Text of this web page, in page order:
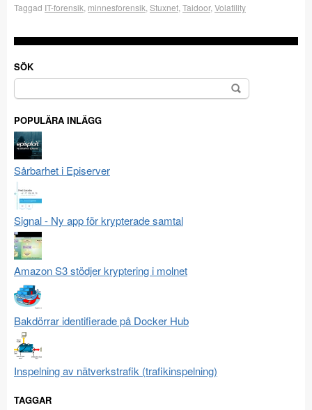
Taggad IT-forensik minnesforensik Stuxnet Taidoor, Volatility
SÖK
Sök
efter:
POPULÄRA INLÄGG
Sårbarhet i Episerver
Signal - Ny app för krypterade samtal
Amazon S3 stödjer kryptering i molnet
Bakdörrar identifierade på Docker Hub
Inspelning av nätverkstrafik (trafikinspelning)
TAGGAR